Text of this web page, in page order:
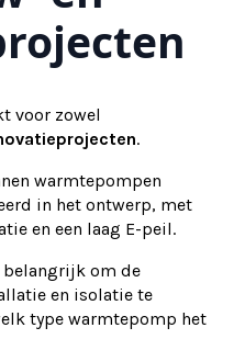
voor zowel
.
warmtepompen
in het ontwerp, met
en een laag E-peil.
om de
en isolatie te
type warmtepomp het